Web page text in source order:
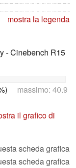
mostra la legenda
- Cinebench R15
massimo: 40.9
il grafico di
scheda grafica
scheda grafica